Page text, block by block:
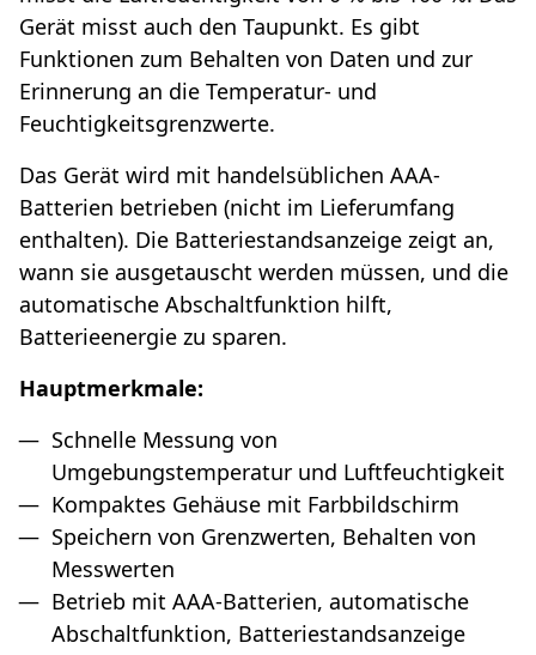
Gerät misst auch den Taupunkt. Es gibt
Funktionen zum Behalten von Daten und zur
Erinnerung an die Temperatur- und
Feuchtigkeitsgrenzwerte.
Das Gerät wird mit handelsüblichen AAA-
Batterien betrieben (nicht im Lieferumfang
enthalten). Die Batteriestandsanzeige zeigt an,
wann sie ausgetauscht werden müssen, und die
automatische Abschaltfunktion hilft,
Batterieenergie zu sparen.
Hauptmerkmale:
Schnelle Messung von
Umgebungstemperatur und Luftfeuchtigkeit
Kompaktes Gehäuse mit Farbbildschirm
Speichern von Grenzwerten, Behalten von
Messwerten
Betrieb mit AAA-Batterien, automatische
Abschaltfunktion, Batteriestandsanzeige